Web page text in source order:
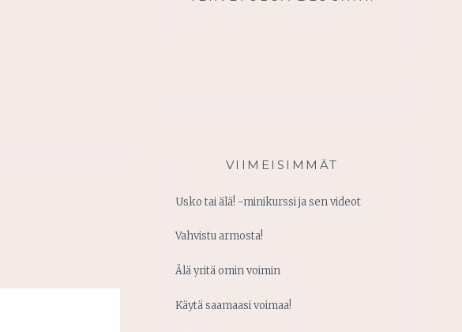
VIIMEISIMMÄT
Usko tai älä! -minikurssi ja sen videot
Vahvistu armosta!
Älä yritä omin voimin
Käytä saamaasi voimaa!